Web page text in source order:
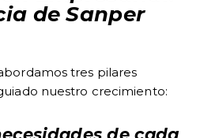
de Sanper
tres pilares
nuestro crecimiento: